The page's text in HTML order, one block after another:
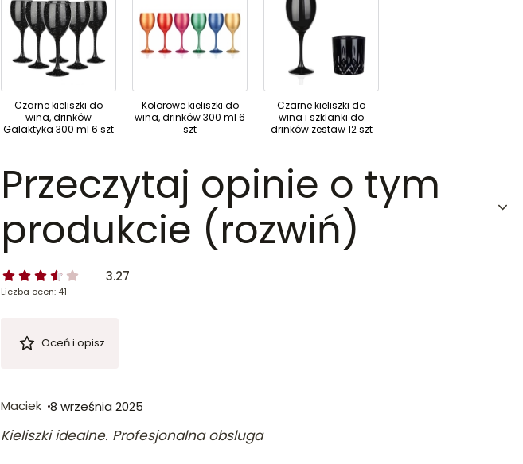
Czarne kieliszki do
wina, drinków
Galaktyka 300 ml 6 szt
Kolorowe kieliszki do
wina, drinków 300 ml 6
szt
Czarne kieliszki do
wina i szklanki do
drinków zestaw 12 szt
Przeczytaj opinie o tym
produkcie (rozwiń)
3.27
Liczba ocen: 41
Oceń i opisz
Maciek 8 września 2025
Kieliszki idealne. Profesjonalna obsluga